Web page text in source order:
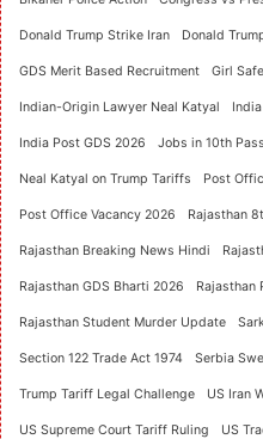
Donald Trump Strike Iran Donald
GDS Merit Based Recruitment Girl
Indian-Origin Lawyer Neal Katyal
India Post GDS 2026 Jobs in 10th Pass
Neal Katyal on Trump Tariffs Post
Post Office Vacancy 2026 Rajasthan
Rajasthan Breaking News Hindi
Rajasthan GDS Bharti 2026 Rajasthan
Rajasthan Student Murder Update
Section 122 Trade Act 1974 Serbia
Trump Tariff Legal Challenge US Iran
US Supreme Court Tariff Ruling US